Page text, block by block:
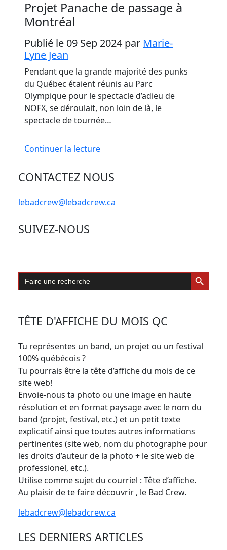
Projet Panache de passage à
Montréal
Publié le 09 Sep 2024 par Marie-
Lyne Jean
Pendant que la grande majorité des punks
du Québec étaient réunis au Parc
Olympique pour le spectacle d’adieu de
NOFX, se déroulait, non loin de là, le
spectacle de tournée…
Continuer la lecture
CONTACTEZ NOUS
lebadcrew@lebadcrew.ca
SUIVEZ-NOUS
Search
for:
Search Button
TÊTE D'AFFICHE DU MOIS QC
Tu représentes un band, un projet ou un festival
100% québécois ?
Tu pourrais être la tête d’affiche du mois de ce
site web!
Envoie-nous ta photo ou une image en haute
résolution et en format paysage avec le nom du
band (projet, festival, etc.) et un petit texte
explicatif ainsi que toutes autres informations
pertinentes (site web, nom du photographe pour
les droits d’auteur de la photo + le site web de
professionel, etc.).
Utilise comme sujet du courriel : Tête d’affiche.
Au plaisir de te faire découvrir , le Bad Crew.
lebadcrew@lebadcrew.ca
LES DERNIERS ARTICLES